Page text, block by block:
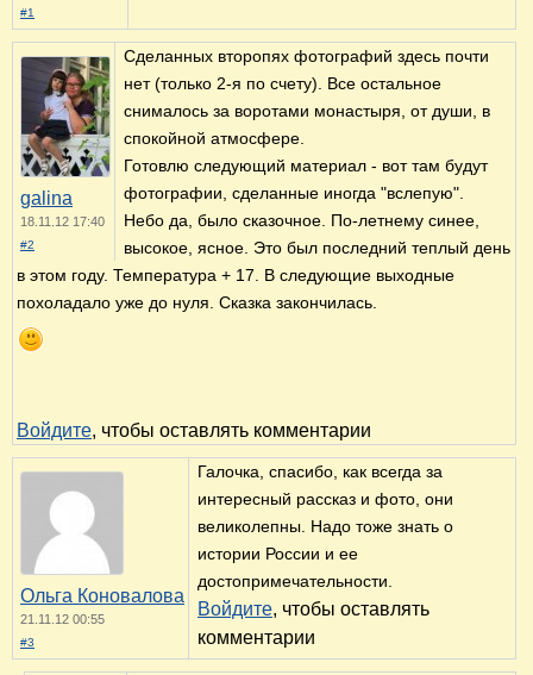
#1
galina
18.11.12 17:40
#2
Сделанных второпях фотографий здесь почти
нет (только 2-я по счету). Все остальное
снималось за воротами монастыря, от души, в
спокойной атмосфере.
Готовлю следующий материал - вот там будут
фотографии, сделанные иногда "вслепую".
Небо да, было сказочное. По-летнему синее,
высокое, ясное. Это был последний теплый день
в этом году. Температура + 17. В следующие выходные
похоладало уже до нуля. Сказка закончилась.
Войдите, чтобы оставлять комментарии
Ольга Коновалова
21.11.12 00:55
#3
Галочка, спасибо, как всегда за
интересный рассказ и фото, они
великолепны. Надо тоже знать о
истории России и ее
достопримечательности.
Войдите, чтобы оставлять
комментарии